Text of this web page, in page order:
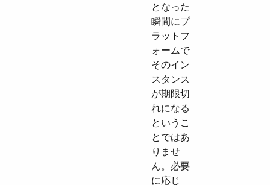
となった
瞬間にプ
ラットフ
ォームで
そのイン
スタンス
が期限切
れになる
というこ
とではあ
りませ
ん。必要
に応じ